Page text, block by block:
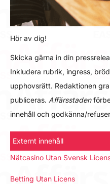
Hör av dig!
Skicka gärna in din
Inkludera rubrik, ingress,
upphovsrätt. Redaktionen
publiceras. Affärsstaden
innehåll och godkänna/
Externt innehåll
Nätcasino Utan Svensk
Betting Utan Licens